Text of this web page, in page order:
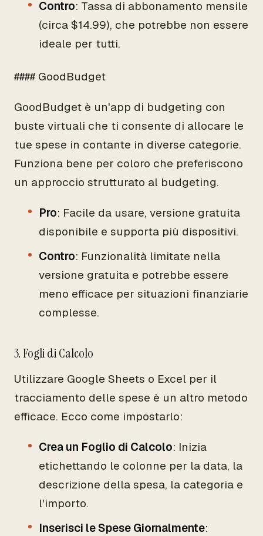
Contro: Tassa di abbonamento mensile
(circa $14.99), che potrebbe non essere
ideale per tutti.
#### GoodBudget
GoodBudget è un'app di budgeting con
buste virtuali che ti consente di allocare le
tue spese in contante in diverse categorie.
Funziona bene per coloro che preferiscono
un approccio strutturato al budgeting.
Pro: Facile da usare, versione gratuita
disponibile e supporta più dispositivi.
Contro: Funzionalità limitate nella
versione gratuita e potrebbe essere
meno efficace per situazioni finanziarie
complesse.
3. Fogli di Calcolo
Utilizzare Google Sheets o Excel per il
tracciamento delle spese è un altro metodo
efficace. Ecco come impostarlo:
Crea un Foglio di Calcolo: Inizia
etichettando le colonne per la data, la
descrizione della spesa, la categoria e
l'importo.
Inserisci le Spese Giornalmente: